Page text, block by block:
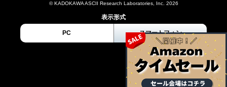
© KADOKAWA ASCII Research Laboratories, Inc. 2026
表示形式
PC スマートフォン